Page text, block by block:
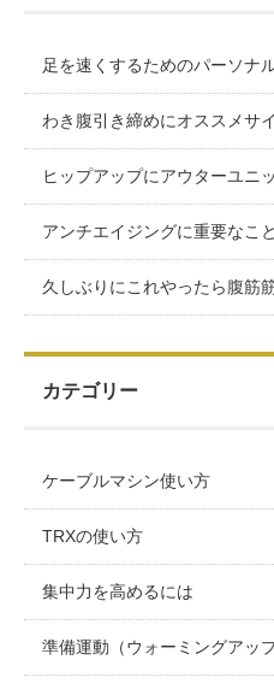
足を速くするためのパーソナ
わき腹引き締めにオススメサ
ヒップアップにアウターユニ
アンチエイジングに重要なこと
久しぶりにこれやったら腹筋
カテゴリー
ケーブルマシン使い方
TRXの使い方
集中力を高めるには
準備運動（ウォーミングアップ